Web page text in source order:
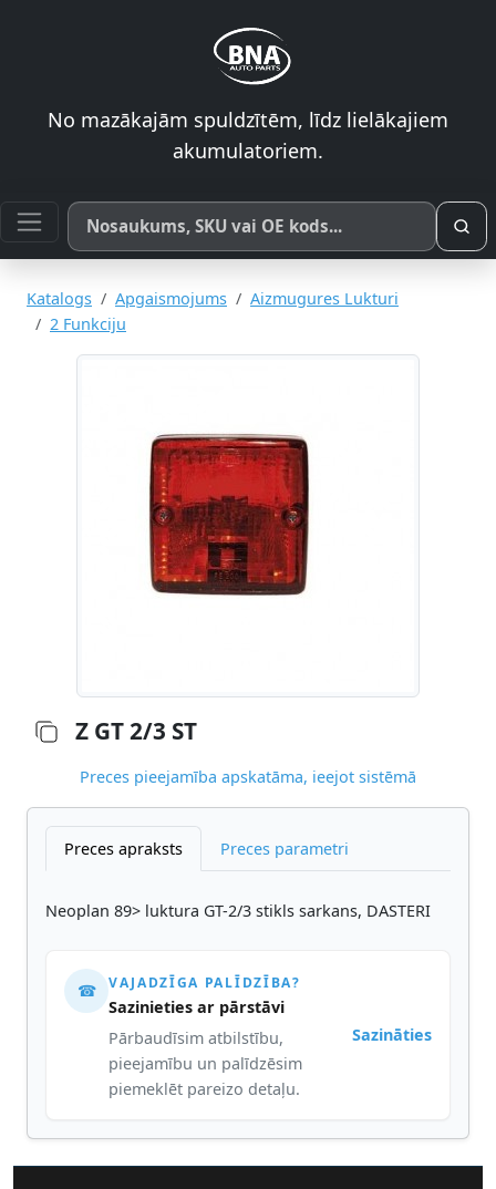
No mazākajām spuldzītēm, līdz lielākajiem
akumulatoriem.
Meklēt pēc produkta nosaukuma, SKU vai OE koda
Katalogs Apgaismojums
Aizmugures Lukturi
2 Funkciju
Z GT 2/3 ST
Preces pieejamība apskatāma, ieejot sistēmā
Preces apraksts Preces parametri
Neoplan 89> luktura GT-2/3 stikls sarkans, DASTERI
☎ VAJADZĪGA PALĪDZĪBA?
Sazinieties ar pārstāvi
Pārbaudīsim atbilstību,
pieejamību un palīdzēsim
piemeklēt pareizo detaļu.
Sazināties